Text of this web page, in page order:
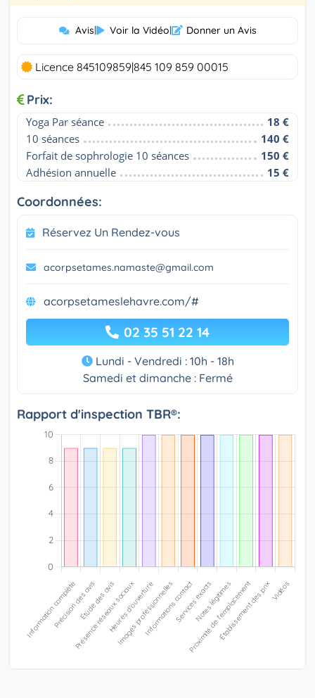
Avis| Voir la Vidéo| Donner un Avis
Licence 845109859|845 109 859 00015
Prix:
Yoga Par séance
18 €
10 séances
140 €
Forfait de sophrologie 10 séances
150 €
Adhésion annuelle
15 €
Coordonnées:
Réservez Un Rendez-vous
acorpsetames.namaste@gmail.com
acorpsetameslehavre.com/#
02 35 51 22 14
Lundi - Vendredi : 10h - 18h
Samedi et dimanche : Fermé
Rapport d'inspection TBR®: